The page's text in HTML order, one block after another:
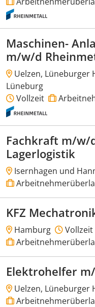
Maschinen-
m/w/d
Uelzen, Lüneburger
Lüneburg
Vollzeit
Fachkraft m/w/
Lagerlogistik
Isernhagen und
KFZ
Hamburg
Vollzeit
Elektrohelfer
Uelzen, Lüneburger